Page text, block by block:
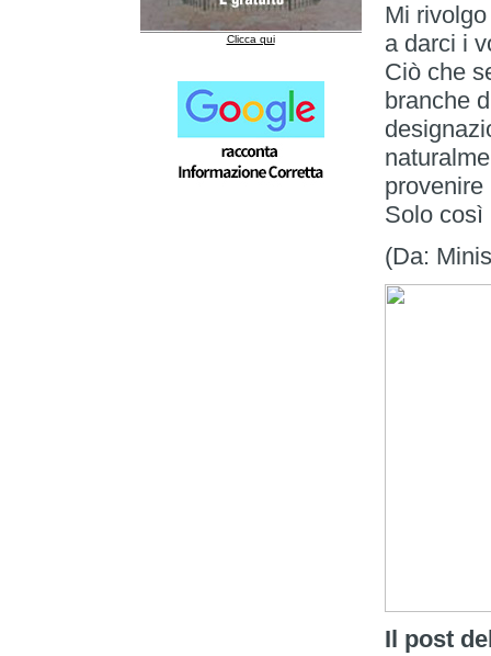
Clicca qui
Mi
a darci i
Ciò che
branche
Solo così
(Da:
Il post